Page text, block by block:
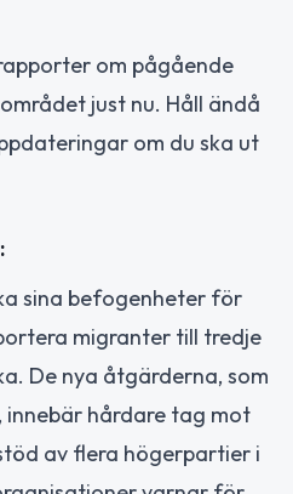
om pågående
just nu. Håll ändå
om du ska ut
sina befogenheter för
migranter till tredje
De nya åtgärderna, som
innebär hårdare tag mot
av flera högerpartier i